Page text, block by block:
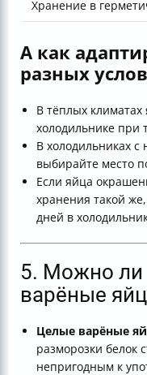
Хранение в
А как
разных
В тёплых
холодильнике при
В холодильниках с
выбирайте место
Если яйца
хранения такой
дней в
5. Можно ли
варёные
Целые варёные
разморозки белок
непригодным к